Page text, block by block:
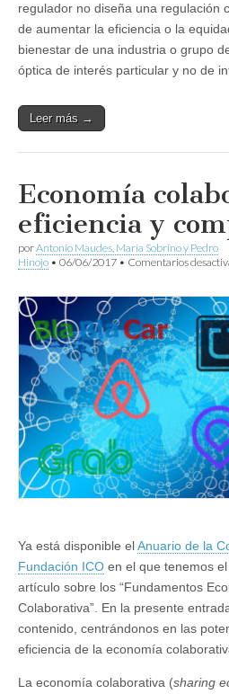
regulador no diseña una regulación
de aumentar la eficiencia o la
bienestar de una industria o grupo
óptica de interés particular y no de
Leer más →
Economía
eficiencia y
porAntonio Maudes, María Sobrino y Pedro
Hinojo • 06/06/2017 • Comentarios
Ya está disponible elAnuario de la
Fundación ICO en el que tenemos
artículo sobre los “Fundamentos
Colaborativa”. En la presente
contenido, centrándonos en las
eficiencia de la economía
La economía colaborativa (sharing